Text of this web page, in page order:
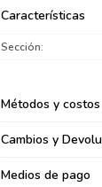
Características
Sección
Métodos y
Cambios y
Medios de pago